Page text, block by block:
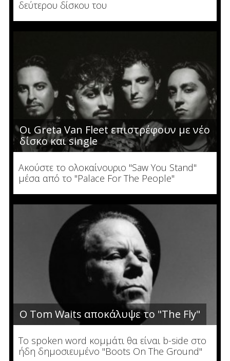
δεύτερου δίσκου του
Οι Greta Van Fleet επιστρέφουν με νέο
δίσκο και single
Ακούστε το ολοκαίνουριο "Saw You Stand"
μέσα από το "Palace For The People"
Ο Tom Waits αποκάλυψε το "The Fly"
To spoken word κομμάτι θα είναι b-side στο
ήδη δημοσιευμένο "Boots On The Ground"